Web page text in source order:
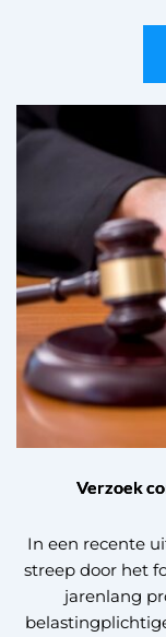
Verzoek
In een recente
streep door het
jarenlang